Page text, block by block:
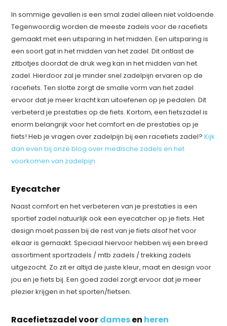
In sommige gevallen is een smal zadel alleen niet voldoende.
Tegenwoordig worden de meeste zadels voor de racefiets
gemaakt met een uitsparing in het midden. Een uitsparing is
een soort gat in het midden van het zadel. Dit ontlast de
zitbotjes doordat de druk weg kan in het midden van het
zadel. Hierdoor zal je minder snel zadelpijn ervaren op de
racefiets. Ten slotte zorgt de smalle vorm van het zadel
ervoor dat je meer kracht kan uitoefenen op je pedalen. Dit
verbeterd je prestaties op de fiets. Kortom, een fietszadel is
enorm belangrijk voor het comfort en de prestaties op je
fiets! Heb je vragen over zadelpijn bij een racefiets zadel?Kijk
dan even bij onze blog over medische zadels en het
voorkomen van zadelpijn.
Eyecatcher
Naast comfort en het verbeteren van je prestaties is een
sportief zadel natuurlijk ook een eyecatcher op je fiets. Het
design moet passen bij de rest van je fiets alsof het voor
elkaar is gemaakt. Speciaal hiervoor hebben wij een breed
assortiment sportzadels / mtb zadels / trekking zadels
uitgezocht. Zo zit er altijd de juiste kleur, maat en design voor
jou en je fiets bij. Een goed zadel zorgt ervoor dat je meer
plezier krijgen in het sporten/fietsen.
Racefietszadel voordamesen heren